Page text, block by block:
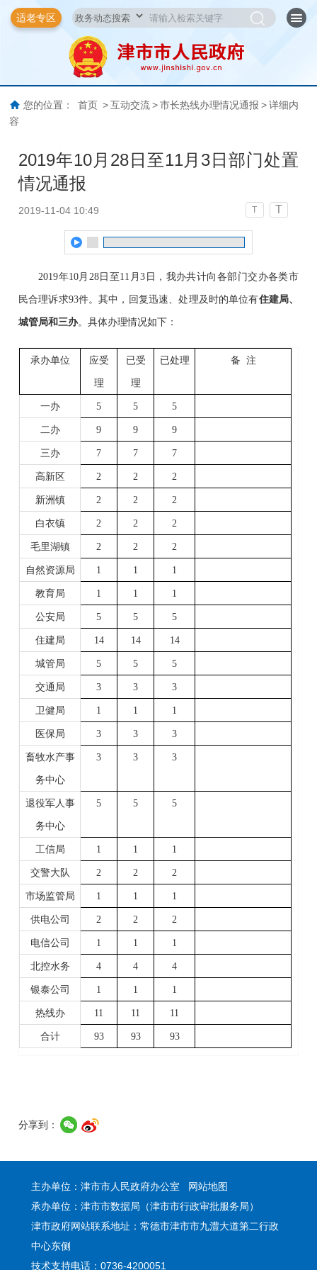
适老专区
您的位置： 首页 > 互动交流 > 市长热线办理情况通报 > 详细内
容
2019年10月28日至11月3日部门处置
情况通报
2019-11-04 10:49 T T
2019年10月 28日至1 1 月3 日，我办共计向各部门交办各类市
民合理诉求93件。其中，回复迅速、处理及时的单位有住建局、
城管局和三办。具体办理情况如下：
承办单位 应受
理
已受
理
已处理 备 注
一办 5 5 5
二办 9 9 9
三办 7 7 7
高新区 2 2 2
新洲镇 2 2 2
白衣镇 2 2 2
毛里湖镇 2 2 2
自然资源局 1 1 1
教育局 1 1 1
公安局 5 5 5
住建局 14 14 14
城管局 5 5 5
交通局 3 3 3
卫健局 1 1 1
医保局 3 3 3
畜牧水产事
务中心
3 3 3
退役军人事
务中心
5 5 5
工信局 1 1 1
交警大队 2 2 2
市场监管局 1 1 1
供电公司 2 2 2
电信公司 1 1 1
北控水务 4 4 4
银泰公司 1 1 1
热线办 11 11 11
合计 93 93 93
分享到：
主办单位：津市市人民政府办公室 网站地图
承办单位：津市市数据局（津市市行政审批服务局）
津市政府网站联系地址：常德市津市市九澧大道第二行政
中心东侧
技术支持电话：0736-4200051